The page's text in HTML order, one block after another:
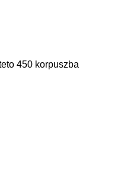
450 korpuszba